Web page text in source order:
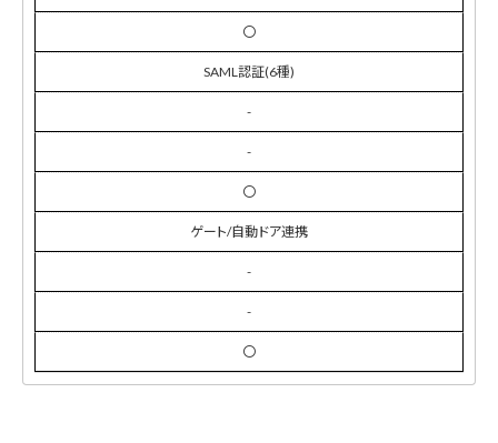
〇
SAML認証(6種)
-
-
〇
ゲート/自動ドア連携
-
-
〇